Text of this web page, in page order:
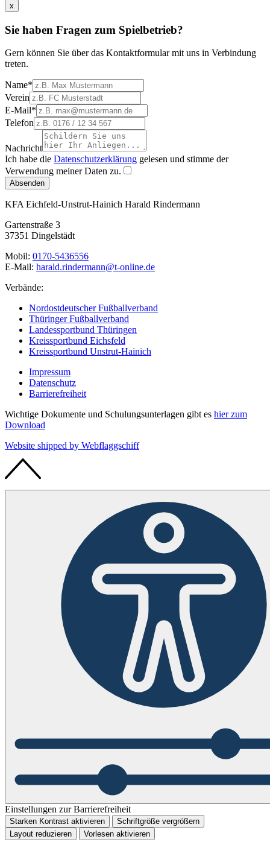
x
Sie haben Fragen zum Spielbetrieb?
Gern können Sie über das Kontaktformular mit uns in Verbindung
treten.
Name*
Verein
E-Mail*
Telefon
Nachricht
Ich habe die Datenschutzerklärung gelesen und stimme der
Verwendung meiner Daten zu.
Absenden
KFA Eichfeld-Unstrut-Hainich Harald Rindermann
Gartenstraße 3
37351 Dingelstädt
Mobil: 0170-5436556
E-Mail: harald.rindermann@t-online.de
Verbände:
Nordostdeutscher Fußballverband
Thüringer Fußballverband
Landessportbund Thüringen
Kreissportbund Eichsfeld
Kreissportbund Unstrut-Hainich
Impressum
Datenschutz
Barrierefreiheit
Wichtige Dokumente und Schulungsunterlagen gibt es hier zum
Download
Website shipped by Webflaggschiff
Einstellungen zur Barrierefreiheit
Starken Kontrast aktivieren
Schriftgröße vergrößern
Layout reduzieren
Vorlesen aktivieren